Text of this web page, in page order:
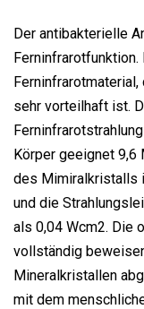
Der antibakterielle
sehr vorteilhaft ist.
Körper geeignet 9,6
des Mimiralkristalls
und die
als 0,04 Wcm2. Die
vollständig
Mineralkristallen
mit dem